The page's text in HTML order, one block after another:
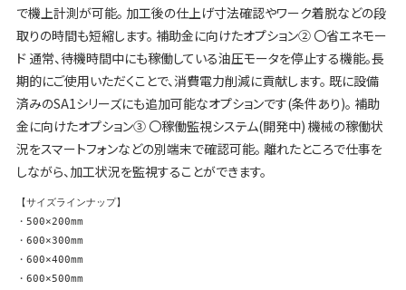
で機上計測が可能。 加工後の仕上げ寸法確認やワーク着脱などの段
取りの時間も短縮します。 補助金に向けたオプション② 〇省エネモー
ド 通常、待機時間中にも稼働している油圧モータを停止する機能。長
期的にご使用いただくことで、消費電力削減に貢献します。 既に設備
済みのSA1シリーズにも追加可能なオプションです(条件あり)。 補助
金に向けたオプション③ 〇稼働監視システム(開発中) 機械の稼働状
況をスマートフォンなどの別端末で確認可能。 離れたところで仕事を
しながら、加工状況を監視することができます。
【サイズラインナップ】
・500×200mm
・600×300mm
・600×400mm
・600×500mm